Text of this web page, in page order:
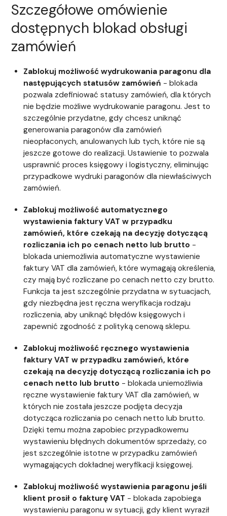
Szczegółowe omówienie
dostępnych blokad obsługi
zamówień
Zablokuj możliwość wydrukowania paragonu dla
następujących statusów zamówień - blokada
pozwala zdefiniować statusy zamówień, dla których
nie będzie możliwe wydrukowanie paragonu. Jest to
szczególnie przydatne, gdy chcesz uniknąć
generowania paragonów dla zamówień
nieopłaconych, anulowanych lub tych, które nie są
jeszcze gotowe do realizacji. Ustawienie to pozwala
usprawnić proces księgowy i logistyczny, eliminując
przypadkowe wydruki paragonów dla niewłaściwych
zamówień.
Zablokuj możliwość automatycznego
wystawienia faktury VAT w przypadku
zamówień, które czekają na decyzję dotyczącą
rozliczania ich po cenach netto lub brutto -
blokada uniemożliwia automatyczne wystawienie
faktury VAT dla zamówień, które wymagają określenia,
czy mają być rozliczane po cenach netto czy brutto.
Funkcja ta jest szczególnie przydatna w sytuacjach,
gdy niezbędna jest ręczna weryfikacja rodzaju
rozliczenia, aby uniknąć błędów księgowych i
zapewnić zgodność z polityką cenową sklepu.
Zablokuj możliwość ręcznego wystawienia
faktury VAT w przypadku zamówień, które
czekają na decyzję dotyczącą rozliczania ich po
cenach netto lub brutto - blokada uniemożliwia
ręczne wystawienie faktury VAT dla zamówień, w
których nie została jeszcze podjęta decyzja
dotycząca rozliczania po cenach netto lub brutto.
Dzięki temu można zapobiec przypadkowemu
wystawieniu błędnych dokumentów sprzedaży, co
jest szczególnie istotne w przypadku zamówień
wymagających dokładnej weryfikacji księgowej.
Zablokuj możliwość wystawienia paragonu jeśli
klient prosił o fakturę VAT - blokada zapobiega
wystawieniu paragonu w sytuacji, gdy klient wyraził